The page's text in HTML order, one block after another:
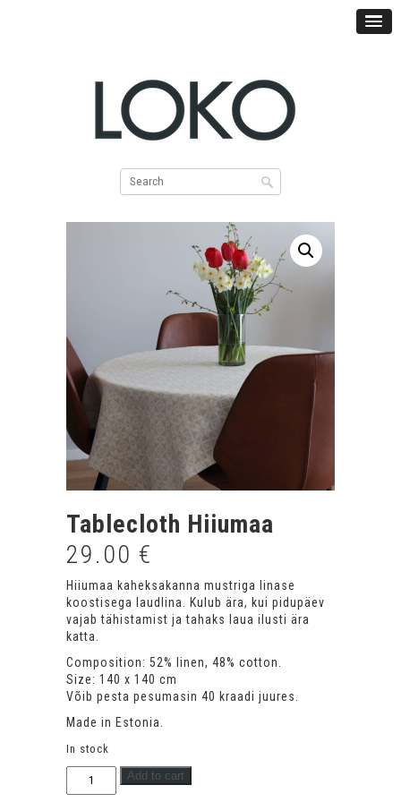
Tablecloth Hiiumaa
29.00 €
Hiiumaa kaheksakanna mustriga linase
koostisega laudlina. Kulub ära, kui pidupäev
vajab tähistamist ja tahaks laua ilusti ära
katta.
Composition: 52% linen, 48% cotton.
Size: 140 x 140 cm
Võib pesta pesumasin 40 kraadi juures.
Made in Estonia.
In stock
Laudlina
Add to cart